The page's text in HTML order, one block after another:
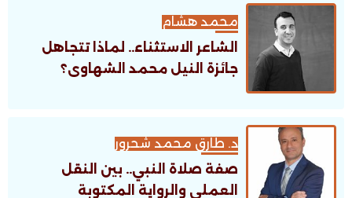
محمد هشام
الشاعر الاستثناء.. لماذا تتجاهل
جائزة النيل محمد الشهاوى؟
د. طارق محمد شحرور
صفة صلاة النبي.. بين النقل
العملي والرواية المكتوبة